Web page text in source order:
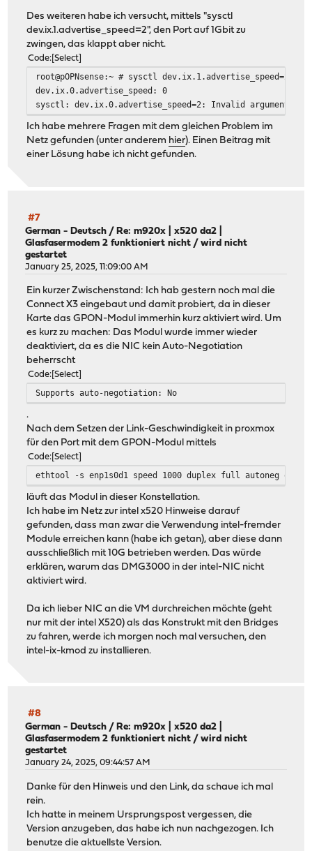
Des weiteren habe ich versucht, mittels "sysctl
dev.ix.1.advertise_speed=2", den Port auf 1Gbit zu
zwingen, das klappt aber nicht.
Code Select
root@pOPNsense:~ # sysctl dev.ix.1.advertise_speed=2
dev.ix.0.advertise_speed: 0
sysctl: dev.ix.0.advertise_speed=2: Invalid argument
Ich habe mehrere Fragen mit dem gleichen Problem im
Netz gefunden (unter anderem hier). Einen Beitrag mit
einer Lösung habe ich nicht gefunden.
#7
German - Deutsch / Re: m920x | x520 da2 |
Glasfasermodem 2 funktioniert nicht / wird nicht
gestartet
January 25, 2025, 11:09:00 AM
Ein kurzer Zwischenstand: Ich hab gestern noch mal die
Connect X3 eingebaut und damit probiert, da in dieser
Karte das GPON-Modul immerhin kurz aktiviert wird. Um
es kurz zu machen: Das Modul wurde immer wieder
deaktiviert, da es die NIC kein Auto-Negotiation
beherrscht
Code Select
Supports auto-negotiation: No
.
Nach dem Setzen der Link-Geschwindigkeit in proxmox
für den Port mit dem GPON-Modul mittels
Code Select
ethtool -s enp1s0d1 speed 1000 duplex full autoneg off
läuft das Modul in dieser Konstellation.
Ich habe im Netz zur intel x520 Hinweise darauf
gefunden, dass man zwar die Verwendung intel-fremder
Module erreichen kann (habe ich getan), aber diese dann
ausschließlich mit 10G betrieben werden. Das würde
erklären, warum das DMG3000 in der intel-NIC nicht
aktiviert wird.
Da ich lieber NIC an die VM durchreichen möchte (geht
nur mit der intel X520) als das Konstrukt mit den Bridges
zu fahren, werde ich morgen noch mal versuchen, den
intel-ix-kmod zu installieren.
#8
German - Deutsch /Re: m920x | x520 da2 |
Glasfasermodem 2 funktioniert nicht / wird nicht
gestartet
January 24, 2025, 09:44:57 AM
Danke für den Hinweis und den Link, da schaue ich mal
rein.
Ich hatte in meinem Ursprungspost vergessen, die
Version anzugeben, das habe ich nun nachgezogen. Ich
benutze die aktuellste Version.